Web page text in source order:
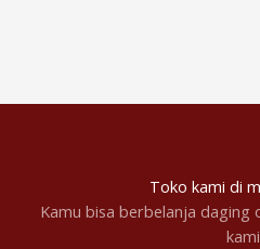
Toko kami di
Kamu bisa berbelanja daging
kami